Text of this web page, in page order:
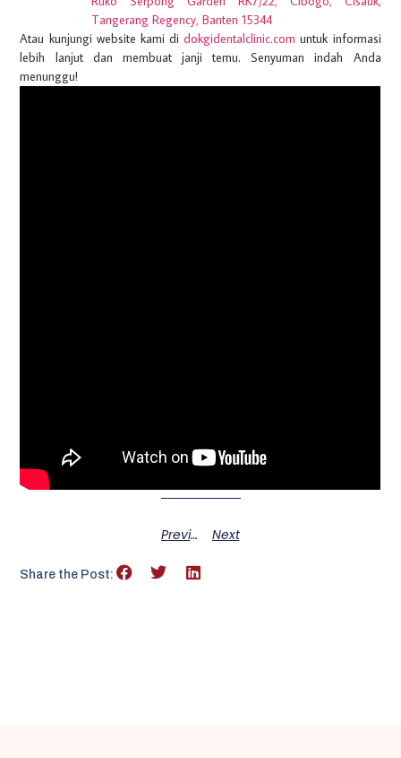
Tangerang Regency, Banten 15344
Atau kunjungi website kami didokgidentalclinic.com untuk informasi
lebih lanjut dan membuat janji temu. Senyuman indah Anda
menunggu!
Previous Next
Share the Post: